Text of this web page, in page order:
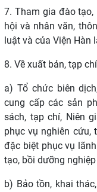
7. Tham gia đào
hội và nhân văn,
luật và của Viện Hàn
8. Về xuất bản, tạp
a) Tổ chức biên
cung cấp các sản
sách, tạp chí, Niên
phục vụ nghiên cứu,
đặc biệt phục vụ
tạo, bồi dưỡng
b) Bảo tồn, khai